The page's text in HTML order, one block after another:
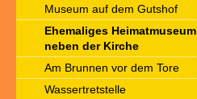
Museum auf dem Gutshof
Ehemaliges Heimatmuseum
neben der Kirche
Am Brunnen vor dem Tore
Wassertretstelle